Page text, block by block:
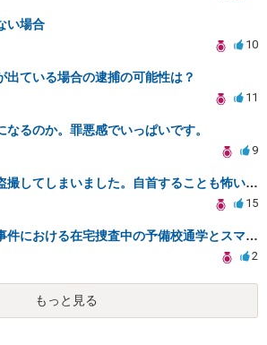
い場合
10
出ている場合の逮捕の可能性は？
11
なるのか。罪悪感でいっぱいです。
9
女子トイレを盗撮してしまいました。自首することも怖いです。どうすれば良いでしょうか。
15
浪人生の盗撮事件における在宅捜査中の予備校通学とスマートフォン押収について
2
もっと見る